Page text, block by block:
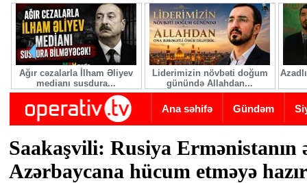
Skip to main content
Ağır cəzalarla İlham Əliyev
medianı susdura...
Liderimizin növbəti doğum
günündə Allahdan...
Ana səhifə Gündəm
Saakaşvili: Rusiya Ermənistanın
Azərbaycana hücum etməyə